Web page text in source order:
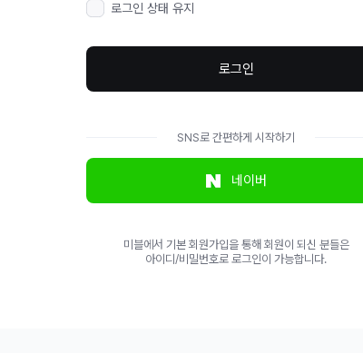
로그인 상태 유지
로그인
SNS로 간편하게 시작하기
네이버
미블에서 기본 회원가입을 통해 회원이 되신 분들은
아이디/비밀번호로 로그인이 가능합니다.